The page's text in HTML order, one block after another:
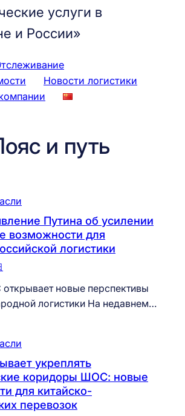
услуги в
и России»
Новости логистики
и путь
Путина об усилении
возможности для
логистики
новые перспективы
логистики На недавнем…
укреплять
коридоры ШОС: новые
для китайско-
перевозок